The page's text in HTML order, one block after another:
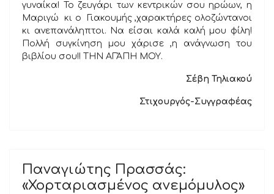
γυναίκα! Το ζευγάρι των κεντρικών σου ηρώων, η
Μαριγώ κι ο Γιακουμής ,χαρακτήρες ολοζώντανοι
κι ανεπανάληπτοι. Να είσαι καλά καλή μου φίλη!
Πολλή συγκίνηση μου χάρισε ,η ανάγνωση του
βιβλίου σου!! ΤΗΝ ΑΓΆΠΗ ΜΟΥ.
Σέβη Τηλιακού
Στιχουργός-Συγγραφέας
Παναγιώτης Πρασσάς:
«Χορταριασμένος ανεμόμυλος»